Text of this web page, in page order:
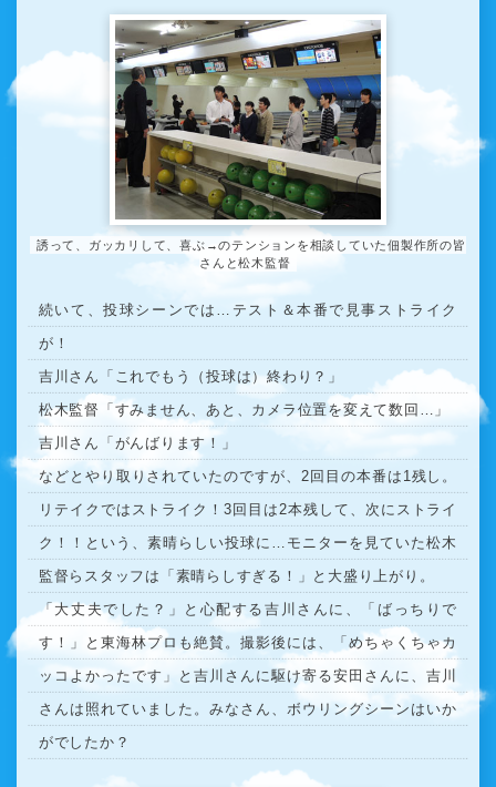
誘って、ガッカリして、喜ぶ→のテンションを相談していた佃製作所の皆
さんと松木監督
続いて、投球シーンでは…テスト＆本番で見事ストライク
が！
吉川さん「これでもう（投球は）終わり？」
松木監督「すみません、あと、カメラ位置を変えて数回…」
吉川さん「がんばります！」
などとやり取りされていたのですが、2回目の本番は1残し。
リテイクではストライク！3回目は2本残して、次にストライ
ク！！という、素晴らしい投球に…モニターを見ていた松木
監督らスタッフは「素晴らしすぎる！」と大盛り上がり。
「大丈夫でした？」と心配する吉川さんに、「ばっちりで
す！」と東海林プロも絶賛。撮影後には、「めちゃくちゃカ
ッコよかったです」と吉川さんに駆け寄る安田さんに、吉川
さんは照れていました。みなさん、ボウリングシーンはいか
がでしたか？